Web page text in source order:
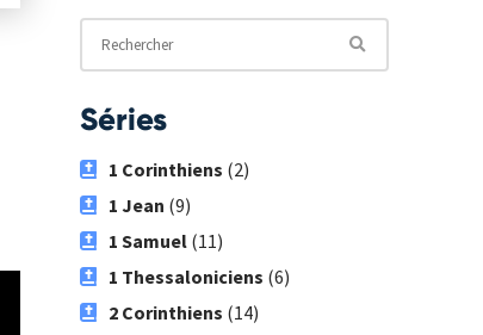
Séries
1 Corinthiens (2)
1 Jean (9)
1 Samuel(11)
1 Thessaloniciens (6)
2 Corinthiens (14)